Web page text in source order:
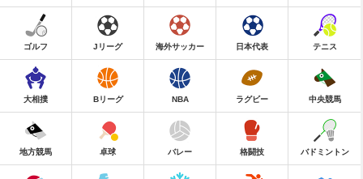
ゴルフ Jリーグ 海外サッカー 日本代表 テニス
大相撲 Bリーグ NBA ラグビー 中央競馬
地方競馬 卓球 バレー 格闘技 バドミントン